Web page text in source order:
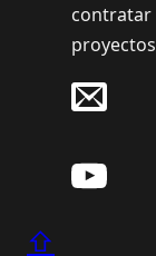
⇧
contratar
proyectos